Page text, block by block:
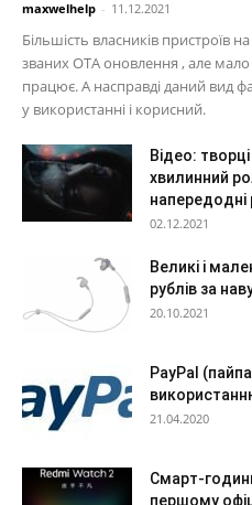
maxwelhelp - 11.12.2021
Більшість власників пристроїв
званих OTA оновлення , але
працює. А насправді даний вид
у використанні і корисний.
Відео:
хвилинний
напередодні
02.12.2021
Великі і
рублів за
20.10.2021
PayPal
21.04.2020
Смарт-
першому